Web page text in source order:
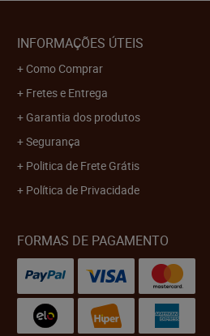
INFORMAÇÕES ÚTEIS
Como Comprar
Fretes e Entrega
Garantia dos produtos
Segurança
Politica de Frete Grátis
Política de Privacidade
FORMAS DE PAGAMENTO